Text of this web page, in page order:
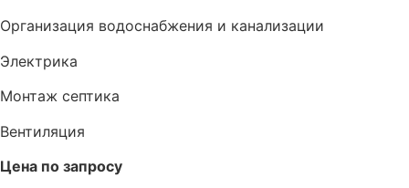
Организация водоснабжения и канализации
Электрика
Монтаж септика
Вентиляция
Цена по запросу